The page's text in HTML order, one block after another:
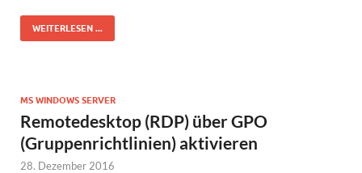
WEITERLESEN ...
MS WINDOWS SERVER
Remotedesktop (RDP) über GPO
(Gruppenrichtlinien) aktivieren
28. Dezember 2016